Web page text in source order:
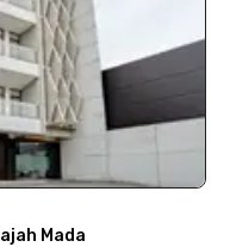
Mada